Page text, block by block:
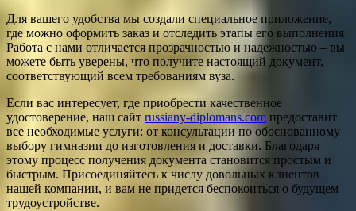
Для вашего удобства мы создали специальное приложение,
где можно оформить заказ и отследить этапы его выполнения.
Работа с нами отличается прозрачностью и надежностью – вы
можете быть уверены, что получите настоящий документ,
соответствующий всем требованиям вуза.
Если вас интересует, где приобрести качественное
удостоверение, наш сайт russiany-diplomans.com предоставит
все необходимые услуги: от консультации по обоснованному
выбору гимназии до изготовления и доставки. Благодаря
этому процесс получения документа становится простым и
быстрым. Присоединяйтесь к числу довольных клиентов
нашей компании, и вам не придется беспокоиться о будущем
трудоустройстве.